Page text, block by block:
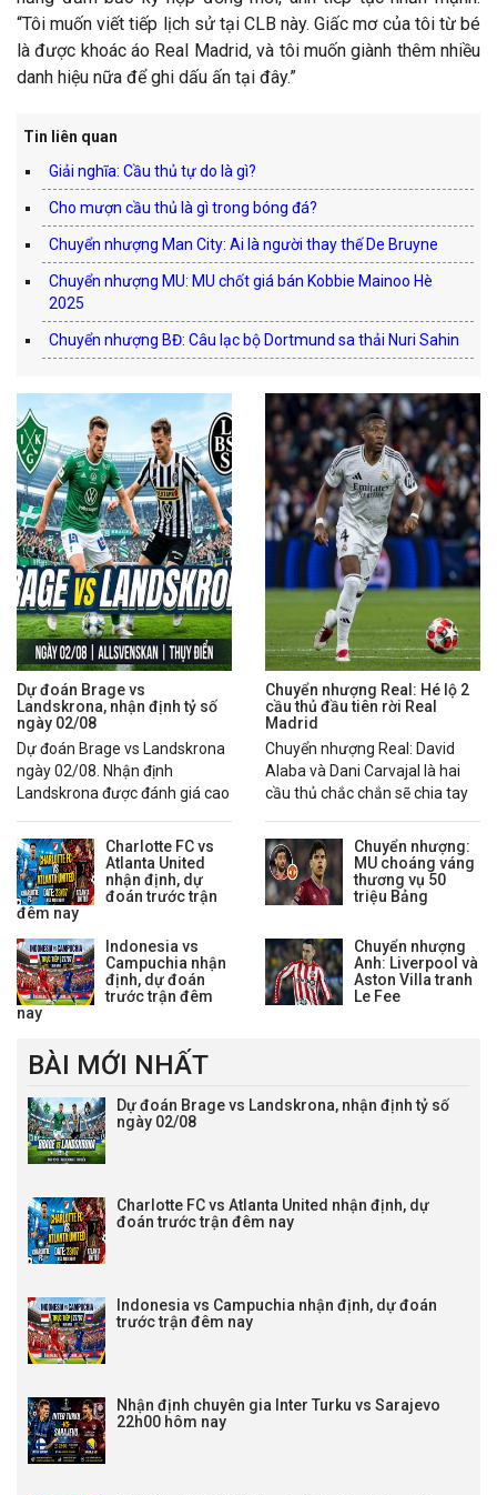
“Tôi muốn viết tiếp lịch sử tại CLB này. Giấc mơ của tôi từ bé
là được khoác áo Real Madrid, và tôi muốn giành thêm nhiều
danh hiệu nữa để ghi dấu ấn tại đây.”
Tin liên quan
Giải nghĩa: Cầu thủ tự do là gì?
Cho mượn cầu thủ là gì trong bóng đá?
Chuyển nhượng Man City: Ai là người thay thế De Bruyne
Chuyển nhượng MU: MU chốt giá bán Kobbie Mainoo Hè
2025
Chuyển nhượng BĐ: Câu lạc bộ Dortmund sa thải Nuri Sahin
Dự đoán Brage vs
Landskrona, nhận định tỷ số
ngày 02/08
Dự đoán Brage vs Landskrona
ngày 02/08. Nhận định
Landskrona được đánh giá cao
định.
Charlotte FC vs
Atlanta United
nhận định, dự
đoán trước trận
đêm nay
Indonesia vs
Campuchia nhận
định, dự đoán
trước trận đêm
nay
Chuyển nhượng Real: Hé lộ 2
cầu thủ đầu tiên rời Real
Madrid
Chuyển nhượng Real: David
Alaba và Dani Carvajal là hai
cầu thủ chắc chắn sẽ chia tay
2026.
Chuyển nhượng:
MU choáng váng
thương vụ 50
triệu Bảng
Chuyển nhượng
Anh: Liverpool và
Aston Villa tranh
Le Fee
BÀI MỚI NHẤT
Dự đoán Brage vs Landskrona, nhận định tỷ số
ngày 02/08
Charlotte FC vs Atlanta United nhận định, dự
đoán trước trận đêm nay
Indonesia vs Campuchia nhận định, dự đoán
trước trận đêm nay
Nhận định chuyên gia Inter Turku vs Sarajevo
22h00 hôm nay